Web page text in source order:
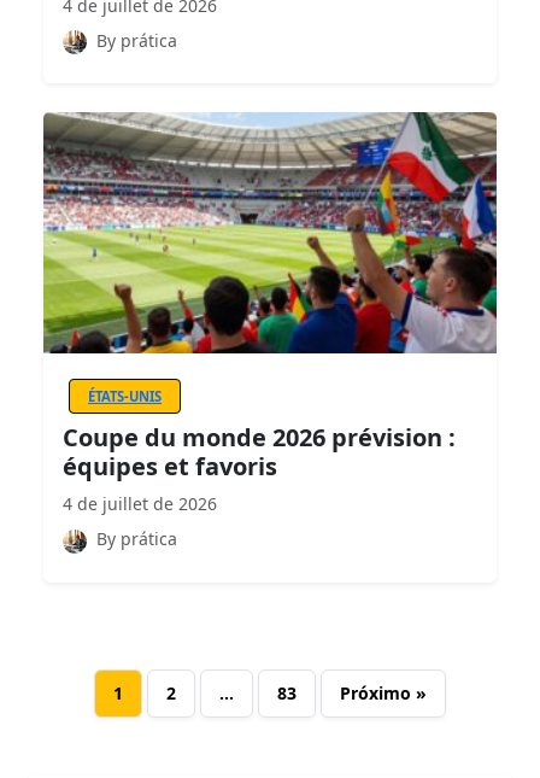
4 de juillet de 2026
By prática
ÉTATS-UNIS
Coupe du monde 2026 prévision :
équipes et favoris
4 de juillet de 2026
By prática
1 2 … 83 Próximo »